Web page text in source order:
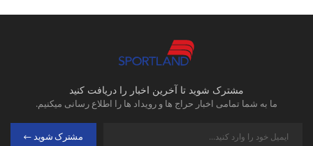
مشترک شوید تا آخرین اخبار را دریافت کنید
ما به شما تمامی اخبار حراج ها و رویداد ها را اطلاع رسانی میکنیم.
مشترک شوید